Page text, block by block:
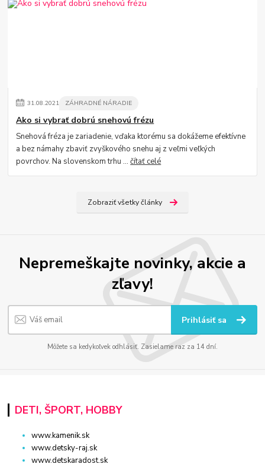
31.08.2021 ZÁHRADNÉ NÁRADIE
Ako si vybrať dobrú snehovú frézu
Snehová fréza je zariadenie, vďaka ktorému sa dokážeme efektívne
a bez námahy zbaviť zvyškového snehu aj z veľmi veľkých
povrchov. Na slovenskom trhu ...čítať celé
Zobraziť všetky články
Nepremeškajte novinky, akcie a
zľavy!
Prihlásiť sa
Môžete sa kedykoľvek odhlásiť. Zasielame raz za 14 dní.
DETI, ŠPORT, HOBBY
www.kamenik.sk
www.detsky-raj.sk
www.detskaradost.sk